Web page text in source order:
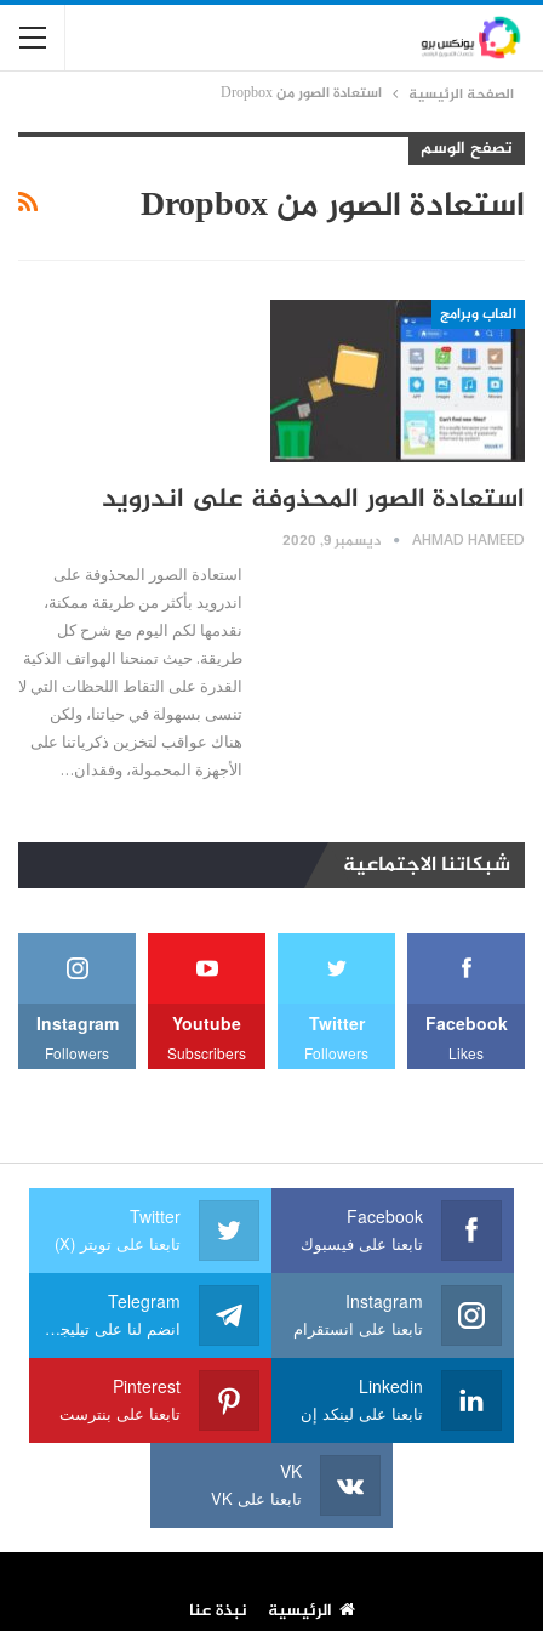
الصفحة الرئيسية استعادة الصور من Dropbox
تصفح الوسم
استعادة الصور من Dropbox
العاب وبرامج
استعادة الصور المحذوفة على اندرويد
AHMAD HAMEED ديسمبر 9, 2020
استعادة الصور المحذوفة على
اندرويد بأكثر من طريقة ممكنة،
نقدمها لكم اليوم مع شرح كل
طريقة. حيث تمنحنا الهواتف الذكية
القدرة على التقاط اللحظات التي لا
تنسى بسهولة في حياتنا، ولكن
هناك عواقب لتخزين ذكرياتنا على
الأجهزة المحمولة، وفقدان…
شبكاتنا الاجتماعية
Facebook
Likes
Twitter
Followers
Youtube
Subscribers
Instagram
Followers
Facebook
تابعنا على فيسبوك
Twitter
تابعنا على تويتر (X)
Instagram
تابعنا على انستقرام
Telegram
انضم لنا على تيليجرام
Linkedin
تابعنا على لينكد إن
Pinterest
تابعنا على بنترست
VK
تابعنا على VK
الرئيسية نبذة عنا